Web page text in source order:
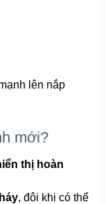
lên nắp
mới?
thị hoàn
, đôi khi có thể